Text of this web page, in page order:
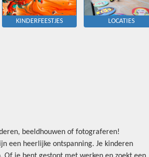
KINDERFEESTJES LOCATIES
beeldhouwen of fotograferen!
een heerlijke ontspanning. Je kinderen